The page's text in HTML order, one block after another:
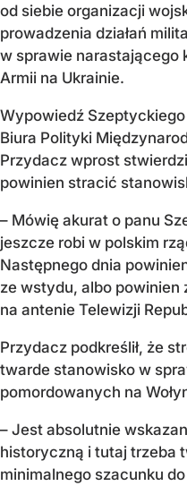
od siebie organizacji
prowadzenia działań
w sprawie narastającego
Armii na Ukrainie.
Wypowiedź Szeptyckiego
Biura Polityki
Przydacz wprost
powinien stracić
– Mówię akurat o panu
jeszcze robi w polskim
Następnego dnia
ze wstydu, albo powinien
na antenie Telewizji
Przydacz podkreślił, że
twarde stanowisko w
pomordowanych na
– Jest absolutnie
historyczną i tutaj trzeba
minimalnego szacunku